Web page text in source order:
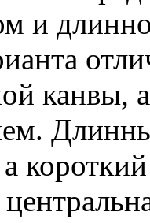
и
канвы,
а